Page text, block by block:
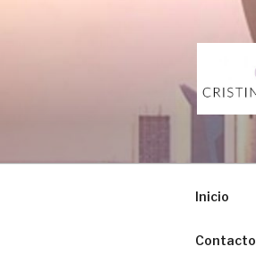
Inicio
Contacto